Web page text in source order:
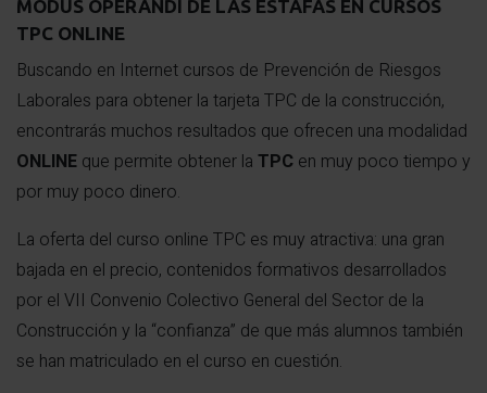
MODUS OPERANDI DE LAS ESTAFAS EN CURSOS
TPC ONLINE
Buscando en Internet cursos de Prevención de Riesgos
Laborales para obtener la tarjeta TPC de la construcción,
encontrarás muchos resultados que ofrecen una modalidad
ONLINE que permite obtener la TPC en muy poco tiempo y
por muy poco dinero.
La oferta del curso online TPC es muy atractiva: una gran
bajada en el precio, contenidos formativos desarrollados
por el VII Convenio Colectivo General del Sector de la
Construcción y la “confianza” de que más alumnos también
se han matriculado en el curso en cuestión.